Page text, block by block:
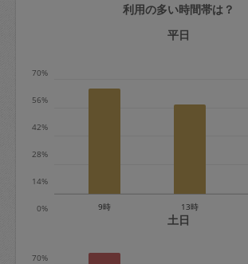
定期契約をキャンセルする場合
期は月2回まで隔週定期は月1回
※キャンセル料金の設定について
利用の多い時間帯は？
平日
0%
14%
28%
42%
56%
70%
9時 13時
土日
70%